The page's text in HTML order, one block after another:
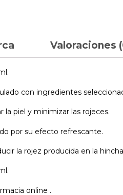
Valoraciones
con ingredientes
la piel y minimizar las rojeces.
por su efecto refrescante.
la rojez producida en la
online .